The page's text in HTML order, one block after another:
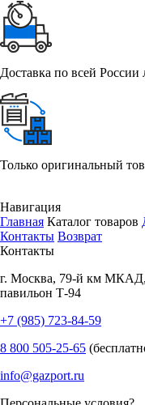
Доставка по всей
Только оригинальный
Навигация
Главная Каталог товаров
Контакты Возврат
Контакты
г. Москва, 79-й км МКАД,
павильон Т-94
+7 (985) 723-84-59
8 800 505-25-65
info@gazport.ru